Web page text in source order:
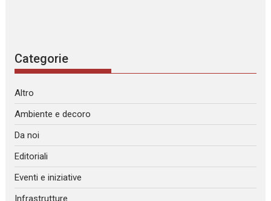
Categorie
Altro
Ambiente e decoro
Da noi
Editoriali
Eventi e iniziative
Infrastrutture